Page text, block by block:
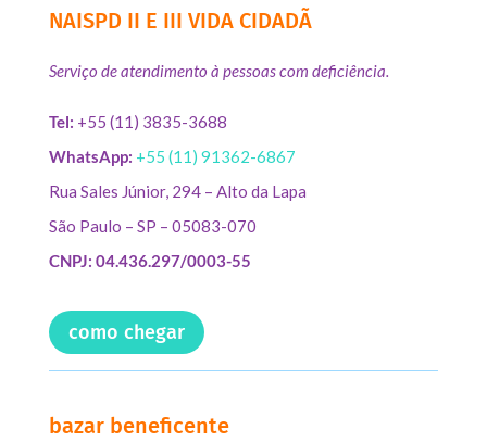
NAISPD II E III VIDA CIDADÃ
Serviço de atendimento à pessoas com deficiência.
Tel: +55 (11) 3835-3688
WhatsApp: +55 (11) 91362-6867
Rua Sales Júnior, 294 – Alto da Lapa
São Paulo – SP – 05083-070
CNPJ: 04.436.297/0003-55
como chegar
bazar beneficente